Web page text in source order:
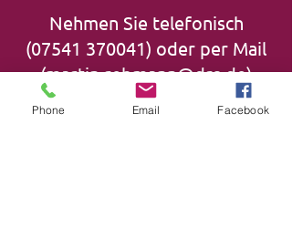
Nehmen Sie telefonisch
(07541 370041) oder per Mail
(martin.rebmann@drs.de)
Kontakt zu uns auf, wenn Sie
Phone Email Facebook